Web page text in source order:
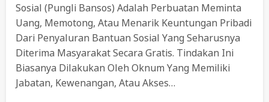
Sosial (pungli Bansos) Adalah Perbuatan Meminta
Uang, Memotong, Atau Menarik Keuntungan Pribadi
Dari Penyaluran Bantuan Sosial Yang Seharusnya
Diterima Masyarakat Secara Gratis. Tindakan Ini
Biasanya Dilakukan Oleh Oknum Yang Memiliki
Jabatan, Kewenangan, Atau Akses…